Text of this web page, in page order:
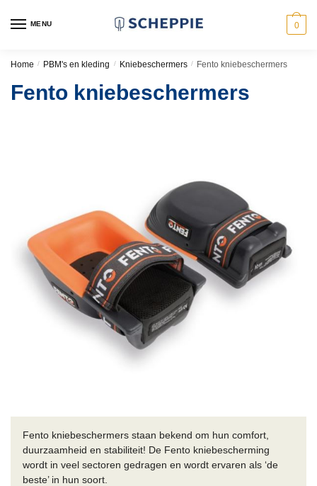
MENU 0
Home / PBM's en kleding / Kniebeschermers / Fento kniebeschermers
Fento kniebeschermers
Fento kniebeschermers staan bekend om hun comfort,
duurzaamheid en stabiliteit! De Fento kniebescherming
wordt in veel sectoren gedragen en wordt ervaren als ‘de
beste’ in hun soort.